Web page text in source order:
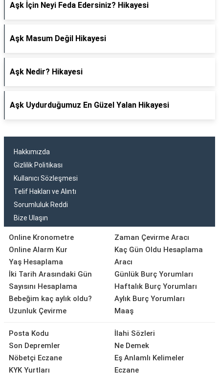
Aşk İçin Neyi Feda Edersiniz? Hikayesi
Aşk Masum Değil Hikayesi
Aşk Nedir? Hikayesi
Aşk Uydurduğumuz En Güzel Yalan Hikayesi
Hakkımızda
Gizlilik Politikası
Kullanıcı Sözleşmesi
Telif Hakları ve Alıntı
Sorumluluk Reddi
Bize Ulaşın
Online Kronometre
Online Alarm Kur
Yaş Hesaplama
İki Tarih Arasındaki Gün
Sayısını Hesaplama
Bebeğim kaç aylık oldu?
Uzunluk Çevirme
Zaman Çevirme Aracı
Kaç Gün Oldu Hesaplama
Aracı
Günlük Burç Yorumları
Haftalık Burç Yorumları
Aylık Burç Yorumları
Maaş
Posta Kodu
Son Depremler
Nöbetçi Eczane
KYK Yurtları
İlahi Sözleri
Ne Demek
Eş Anlamlı Kelimeler
Eczane